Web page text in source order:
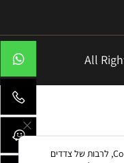
לידיעתך, באתרנו נעשה שימוש בקבצי Cookies, לרבות של צדדים